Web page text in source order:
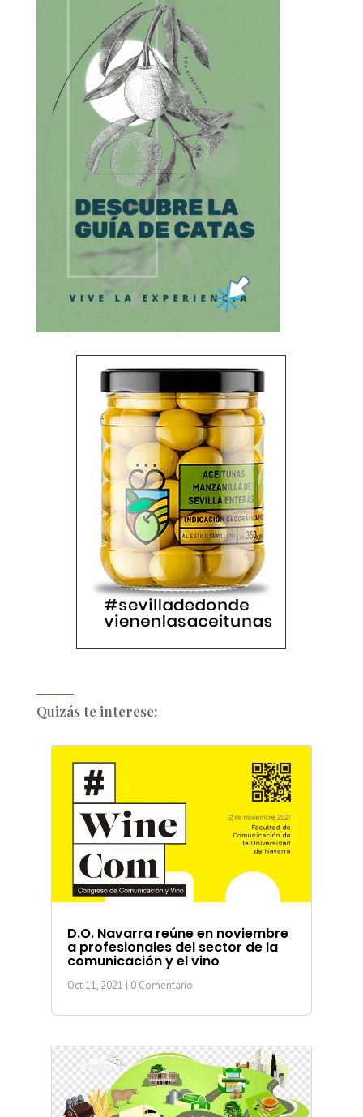
Quizás te interese:
D.O. Navarra reúne en noviembre
a profesionales del sector de la
comunicación y el vino
Oct 11, 2021 | 0 Comentario